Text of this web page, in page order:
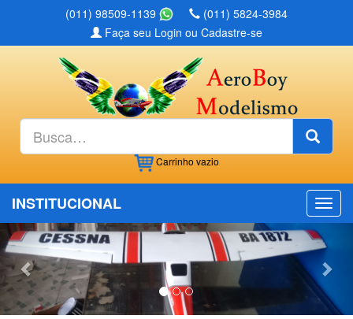
(011) 98509-1139
(011) 5824-3984
Faça seu Login ou Cadastre-se
Carrinho vazio
INSTITUCIONAL
Previous